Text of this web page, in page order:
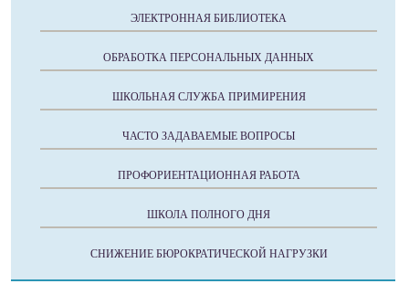
ЭЛЕКТРОННАЯ БИБЛИОТЕКА
ОБРАБОТКА ПЕРСОНАЛЬНЫХ ДАННЫХ
ШКОЛЬНАЯ СЛУЖБА ПРИМИРЕНИЯ
ЧАСТО ЗАДАВАЕМЫЕ ВОПРОСЫ
ПРОФОРИЕНТАЦИОННАЯ РАБОТА
ШКОЛА ПОЛНОГО ДНЯ
СНИЖЕНИЕ БЮРОКРАТИЧЕСКОЙ НАГРУЗКИ